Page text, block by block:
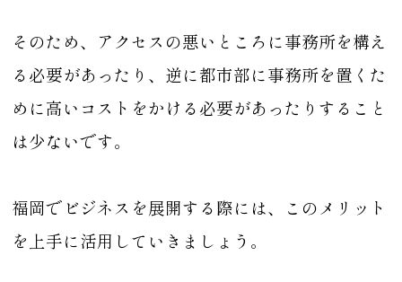
そのため、アクセスの悪いところに事務所を構え
る必要があったり、逆に都市部に事務所を置くた
めに高いコストをかける必要があったりすること
は少ないです。
福岡でビジネスを展開する際には、このメリット
を上手に活用していきましょう。